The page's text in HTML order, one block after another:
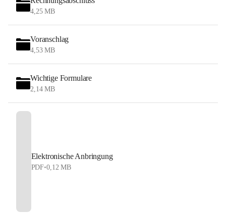
4,25 MB
Voranschlag
4,53 MB
Wichtige Formulare
2,14 MB
Elektronische Anbringung
PDF•0,12 MB